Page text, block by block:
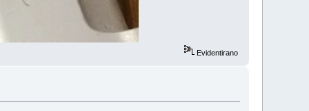
Evidentirano